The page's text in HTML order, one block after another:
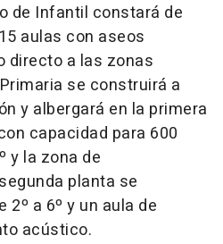
de Infantil constará de
aulas con aseos
directo a las zonas
se construirá a
y albergará en la primera
capacidad para 600
y la zona de
planta se
a 6º y un aula de
acústico.